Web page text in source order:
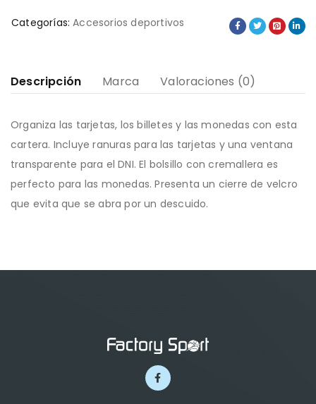
Categorías: Accesorios deportivos
Descripción Marca Valoraciones (0)
Organiza las tarjetas, los billetes y las monedas con esta
cartera. Incluye ranuras para las tarjetas y una ventana
transparente para el DNI. El bolsillo con cremallera es
perfecto para las monedas. Presenta un cierre de velcro
que evita que se abra por un descuido.